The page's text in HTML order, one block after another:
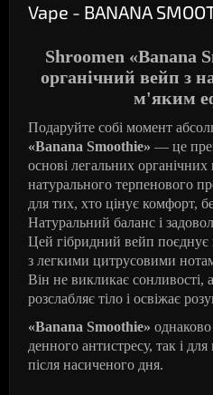
Vape - BANANA
Shroomen «Banana
органічний вейп з
м'яким
Подаруйте собі момент
«Banana Smoothie» — це
основі легальних органічних
натурального терпенового
для тих, хто цінує комфорт,
Натуральний баланс і
Цей гібридний вейп
з легкими цитрусовими
Він не викликає сонливості,
розслабляє тіло і освіжає
«Banana Smoothie»
денного антистресу, так і
після насиченого дня.